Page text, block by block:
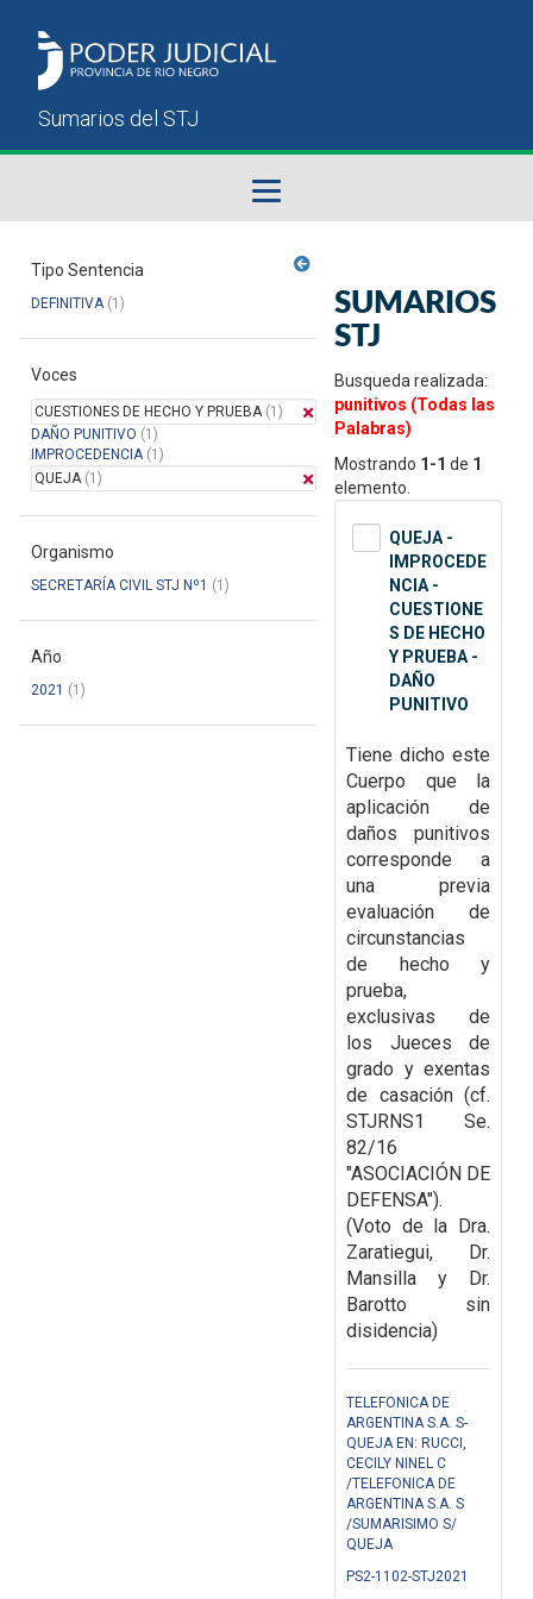
Sumarios del STJ
Manual del Usuario
Tipo Sentencia
DEFINITIVA(1)
Voces
CUESTIONES DE HECHO Y PRUEBA(1)
DAÑO PUNITIVO (1)
IMPROCEDENCIA(1)
QUEJA(1)
Organismo
SECRETARÍA CIVIL STJ Nº1 (1)
Año
2021 (1)
SUMARIOS
STJ
Busqueda realizada:
punitivos (Todas las
Palabras)
Mostrando 1-1 de 1
elemento.
QUEJA -
IMPROCEDE
NCIA -
CUESTIONE
S DE HECHO
Y PRUEBA -
DAÑO
PUNITIVO
Tiene dicho este
Cuerpo que la
aplicación de
daños punitivos
corresponde a
una previa
evaluación de
circunstancias
de hecho y
prueba,
exclusivas de
los Jueces de
grado y exentas
de casación (cf.
STJRNS1 Se.
82/16
"ASOCIACIÓN DE
DEFENSA").
(Voto de la Dra.
Zaratiegui, Dr.
Mansilla y Dr.
Barotto sin
disidencia)
TELEFONICA DE
ARGENTINA S.A. S-
QUEJA EN: RUCCI,
CECILY NINEL C
/TELEFONICA DE
ARGENTINA S.A. S
/SUMARISIMO S/
QUEJA
PS2-1102-STJ2021